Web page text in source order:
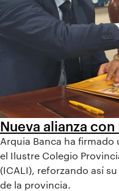
Nueva alianza con
Arquia Banca ha
el Ilustre Colegio
(ICALI), reforzando así
de la provincia.